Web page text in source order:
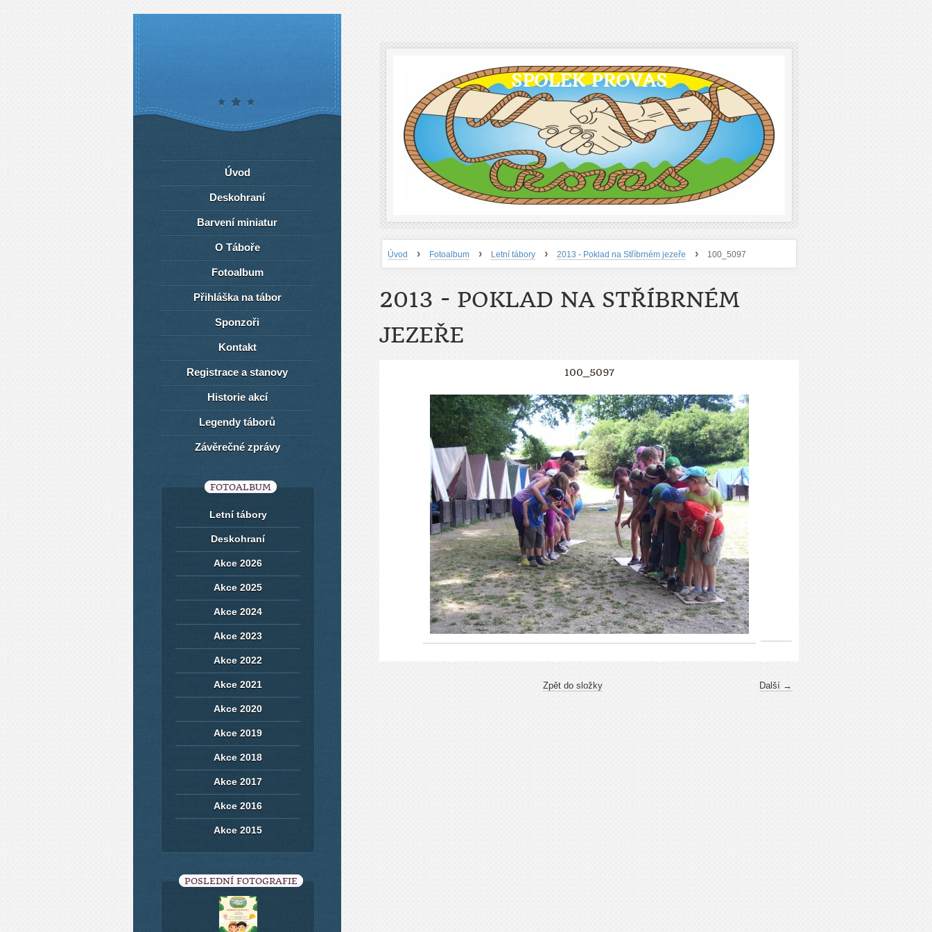
SPOLEK PROVAS
Úvod › Fotoalbum › Letní tábory › 2013 - Poklad na Stříbrném jezeře › 100_5097
2013 - POKLAD NA STŘÍBRNÉM
JEZEŘE
100_5097
Další →
Zpět do složky
Úvod
Deskohraní
Barvení miniatur
O Táboře
Fotoalbum
Přihláška na tábor
Sponzoři
Kontakt
Registrace a stanovy
Historie akcí
Legendy táborů
Závěrečné zprávy
FOTOALBUM
Letní tábory
Deskohraní
Akce 2026
Akce 2025
Akce 2024
Akce 2023
Akce 2022
Akce 2021
Akce 2020
Akce 2019
Akce 2018
Akce 2017
Akce 2016
Akce 2015
POSLEDNÍ FOTOGRAFIE